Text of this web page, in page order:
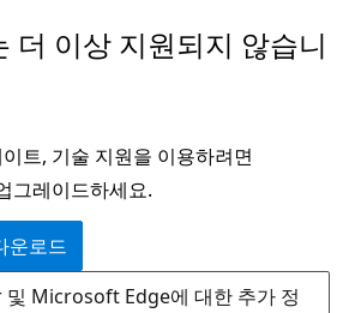
더 이상 지원되지 않습니
트, 기술 지원을 이용하려면
그레이드하세요.
운로드
Microsoft Edge에 대한 추가 정